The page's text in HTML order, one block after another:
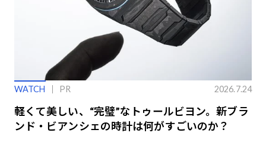
WATCH PR 2026.7.24
軽くて美しい、“完璧”なトゥールビヨン。新ブラ
ンド・ビアンシェの時計は何がすごいのか？